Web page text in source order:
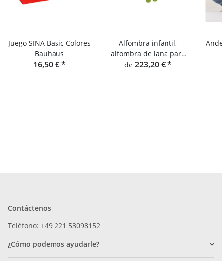
Juego SINA Basic Colores
Bauhaus
16,50 €*
Alfombra infantil,
alfombra de lana para
habitación infantil, Hey-
de 223,20 €*
Contáctenos
Teléfono: +49 221 53098152
¿Cómo podemos ayudarle?